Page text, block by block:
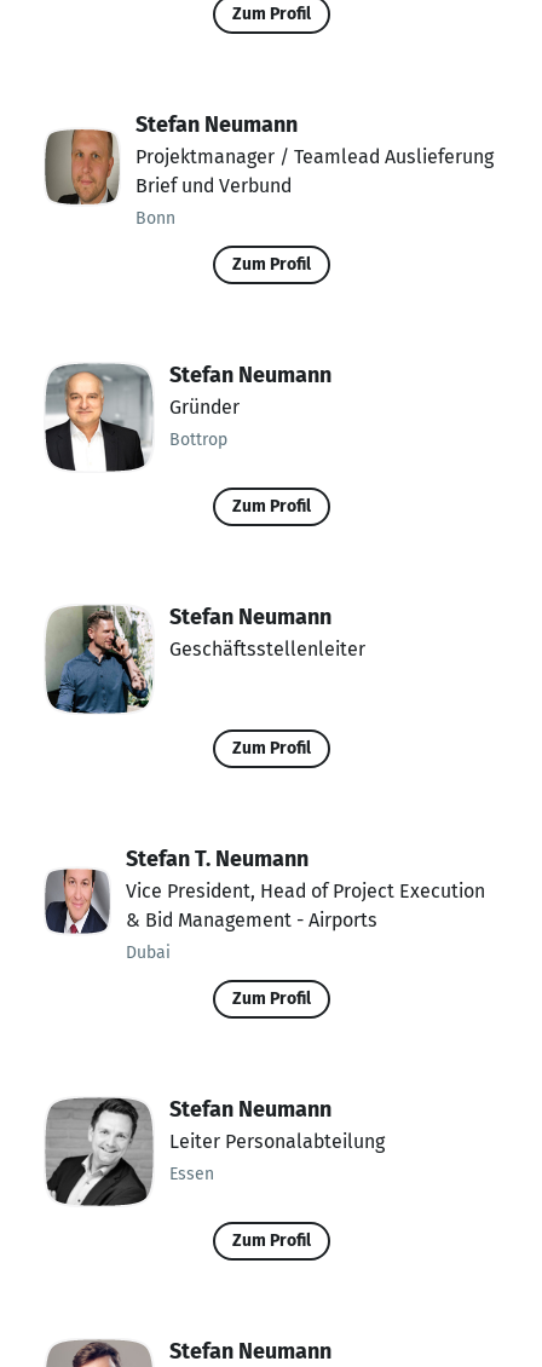
Zum Profil
Stefan Neumann
Projektmanager / Teamlead Auslieferung
Brief und Verbund
Bonn
Zum Profil
Stefan Neumann
Gründer
Bottrop
Zum Profil
Stefan Neumann
Geschäftsstellenleiter
Zum Profil
Stefan T. Neumann
Vice President, Head of Project Execution
& Bid Management - Airports
Dubai
Zum Profil
Stefan Neumann
Leiter Personalabteilung
Essen
Zum Profil
Stefan Neumann